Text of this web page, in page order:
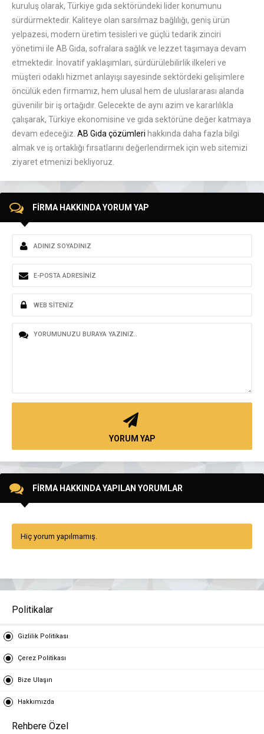
kuruluş olarak, Türkiye gıda sektöründeki lider konumunu
sürdürmektedir. Kaliteye olan sarsılmaz bağlılığı, geniş ürün
yelpazesi, modern üretim tesisleri ve güçlü tedarik zinciri
yönetimi ile AB Gıda, sofralara sağlık ve lezzet taşımaya devam
etmektedir. İnovatif yaklaşımları, sürdürülebilirlik ilkeleri ve
müşteri odaklı hizmet anlayışı sayesinde sektördeki gelişimlere
öncülük eden firmamız, hem ulusal hem de uluslararası alanda
güvenilir bir iş ortağıdır. Gelecekte de aynı azim ve kararlılıkla
çalışarak, Türkiye ekonomisine ve gıda sektörüne değer katmaya
devam edeceğiz. AB Gıda çözümleri hakkında daha fazla bilgi
almak ve iş ortaklığı fırsatlarını değerlendirmek için web sitemizi
ziyaret etmenizi bekliyoruz.
FİRMA HAKKINDA YORUM YAP
YORUM YAP
FİRMA HAKKINDA YAPILAN YORUMLAR
Hiç yorum yapılmamış.
Politikalar
Gizlilik Politikası
Çerez Politikası
Bize Ulaşın
Hakkımızda
Rehbere Özel